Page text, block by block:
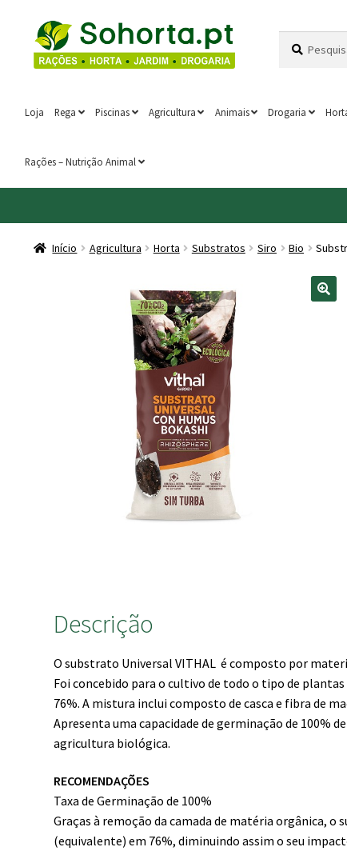
Ir
para
a
Saltar
para
o
por:
Loja Rega Piscinas Agricultura Animais Drogaria
Rações – Nutrição Animal
Início Agricultura Horta Substratos Siro Bio
Descrição
O substrato Universal VITHAL é composto por
Foi concebido para o cultivo de todo o tipo de
76%. A mistura inclui composto de casca e fibra de
Apresenta uma capacidade de germinação de 100%
agricultura biológica.
RECOMENDAÇÕES
Taxa de Germinação de 100%
Graças à remoção da camada de matéria orgânica, o
(equivalente) em 76%, diminuindo assim o seu